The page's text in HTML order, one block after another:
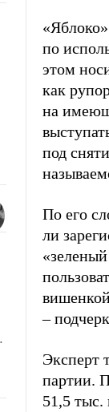
по
этом
как
на
под
По его
ли
–
Эксперт
партии.
51,5